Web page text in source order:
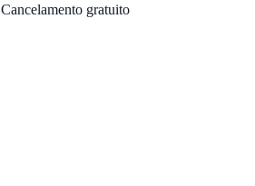
Cancelamento gratuito